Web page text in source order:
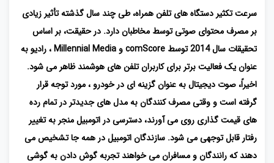
سرعت تکثیر دستگاه های تلفن همراه، طی چند سال گذشته تأثیر زیادی
بر مصرف محتوای صوتی توسط مخاطبان دارد. در حقیقت، بر اساس
تحقیقات سال 2014 توسط comScore و Millennial Media ، رادیو به
عنوان یک فعالیت برتر برای کاربران تلفن های هوشمند ظاهر می شود.
اخیراً، صوت دیجیتال به عنوان گزینه ای در خودرو ، مورد توجه قرار
گرفته است و وقتی مصرف کنندگان به مدل های جدیدتر در تمام رده
های قیمت گذاری روی می آورند، دسترسی در اتومبیل منجر به تغییر
رفتار قابل توجهی می شود. سازندگان اتومبیل در همه جا تشخیص می
دهند که رانندگان و مسافران می خواهند تجربه گوش دادن به گوشی